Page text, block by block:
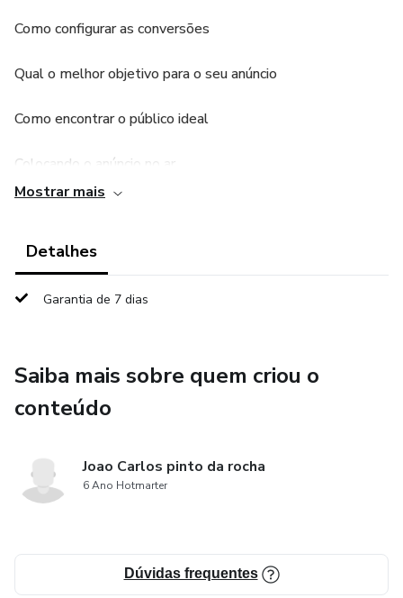
Como configurar as conversões
Qual o melhor objetivo para o seu anúncio
Como encontrar o público ideal
Colocando o anúncio no ar
Mostrar mais
Detalhes
Garantia de 7 dias
Saiba mais sobre quem criou o
conteúdo
Joao Carlos pinto da rocha
6 Ano Hotmarter
Dúvidas frequentes